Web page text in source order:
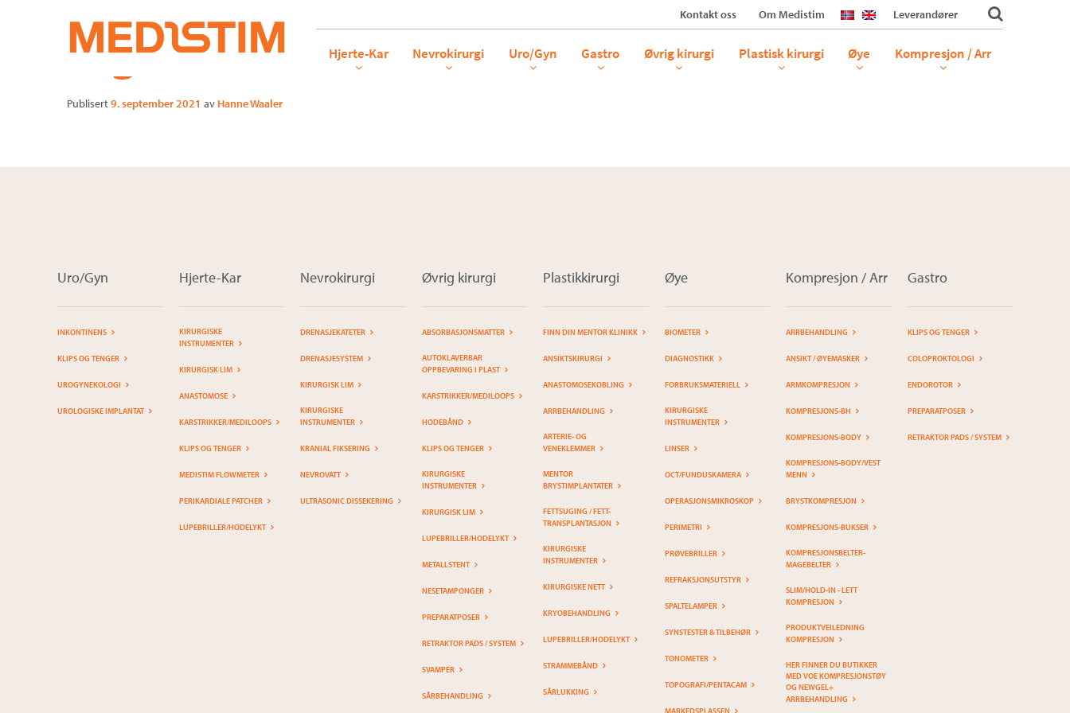
Medistim.no Kontakt oss Om Medistim Leverandører
Hjerte-Kar Nevrokirurgi Uro/Gyn Gastro Øvrig kirurgi Plastisk kirurgi Øye Kompresjon / Arr
Vigdis
Publisert9. september 2021 av Hanne Waaler
Uro/Gyn
INKONTINENS
KLIPS OG TENGER
UROGYNEKOLOGI
UROLOGISKE IMPLANTAT
Hjerte-Kar
KIRURGISKE
INSTRUMENTER
KIRURGISK LIM
ANASTOMOSE
KARSTRIKKER/MEDILOOPS
KLIPS OG TENGER
MEDISTIM FLOWMETER
PERIKARDIALE PATCHER
LUPEBRILLER/HODELYKT
Nevrokirurgi
DRENASJEKATETER
DRENASJESYSTEM
KIRURGISK LIM
KIRURGISKE
INSTRUMENTER
KRANIAL FIKSERING
NEVROVATT
ULTRASONIC DISSEKERING
Øvrig kirurgi
ABSORBASJONSMATTER
AUTOKLAVERBAR
OPPBEVARING I PLAST
KARSTRIKKER/MEDILOOPS
HODEBÅND
KLIPS OG TENGER
KIRURGISKE
INSTRUMENTER
KIRURGISK LIM
LUPEBRILLER/HODELYKT
METALLSTENT
NESETAMPONGER
PREPARATPOSER
RETRAKTOR PADS / SYSTEM
SVAMPER
SÅRBEHANDLING
Plastikkirurgi
FINN DIN MENTOR KLINIKK
ANSIKTSKIRURGI
ANASTOMOSEKOBLING
ARRBEHANDLING
ARTERIE- OG
VENEKLEMMER
MENTOR
BRYSTIMPLANTATER
FETTSUGING / FETT-
TRANSPLANTASJON
KIRURGISKE
INSTRUMENTER
KIRURGISKE NETT
KRYOBEHANDLING
LUPEBRILLER/HODELYKT
STRAMMEBÅND
SÅRLUKKING
Øye
BIOMETER
DIAGNOSTIKK
FORBRUKSMATERIELL
KIRURGISKE
INSTRUMENTER
LINSER
OCT/FUNDUSKAMERA
OPERASJONSMIKROSKOP
PERIMETRI
PRØVEBRILLER
REFRAKSJONSUTSTYR
SPALTELAMPER
SYNSTESTER & TILBEHØR
TONOMETER
TOPOGRAFI/PENTACAM
Kompresjon / Arr
ARRBEHANDLING
ANSIKT / ØYEMASKER
ARMKOMPRESJON
KOMPRESJONS-BH
KOMPRESJONS-BODY
KOMPRESJONS-BODY/VEST
MENN
BRYSTKOMPRESJON
KOMPRESJONS-BUKSER
KOMPRESJONSBELTER-
MAGEBELTER
SLIM/HOLD-IN - LETT
KOMPRESJON
PRODUKTVEILEDNING
KOMPRESJON
HER FINNER DU BUTIKKER
MED VOE KOMPRESJONSTØY
OG NEWGEL+
ARRBEHANDLING
Gastro
KLIPS OG TENGER
COLOPROKTOLOGI
ENDOROTOR
PREPARATPOSER
RETRAKTOR PADS / SYSTEM